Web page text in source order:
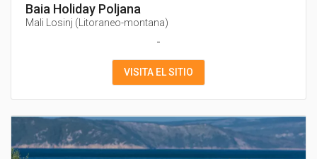
Baia Holiday Poljana
Mali Losinj (Litoraneo-montana)
-
VISITA EL SITIO